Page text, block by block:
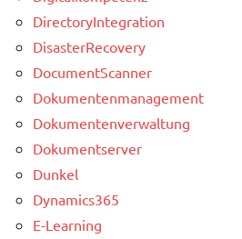
DirectoryIntegration
DisasterRecovery
DocumentScanner
Dokumentenmanagement
Dokumentenverwaltung
Dokumentserver
Dunkel
Dynamics365
E-Learning